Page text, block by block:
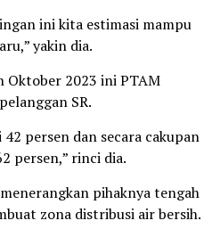
ini kita estimasi mampu
yakin dia.
Oktober 2023 ini PTAM
SR.
persen dan secara cakupan
persen,” rinci dia.
pihaknya tengah
zona distribusi air bersih.